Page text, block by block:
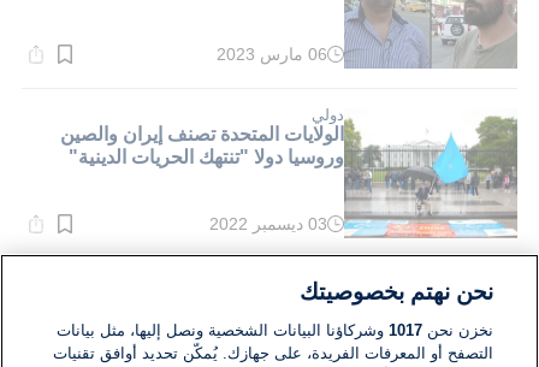
وقت
دقيقة.
06 مارس 2023
دولي
الولايات المتحدة تصنف إيران والصين
وروسيا دولا "تنتهك الحريات الدينية"
وقت
دقيقة.
03 ديسمبر 2022
الشرق الأوسط
الإمارات: تعديل قانوني لصالح الحريات
الشخصية والمرأة
نحن نهتم بخصوصيتك
نخزن نحن1017 وشركاؤنا البيانات الشخصية ونصل إليها، مثل بيانات
التصفح أو المعرفات الفريدة، على جهازك. يُمكّن تحديد أوافق تقنيات